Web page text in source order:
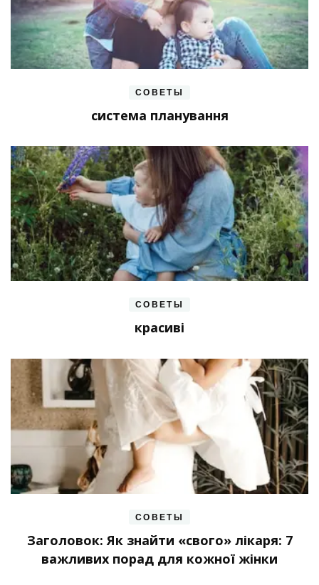
СОВЕТЫ
система планування
СОВЕТЫ
красиві
СОВЕТЫ
Заголовок: Як знайти «свого» лікаря: 7
важливих порад для кожної жінки